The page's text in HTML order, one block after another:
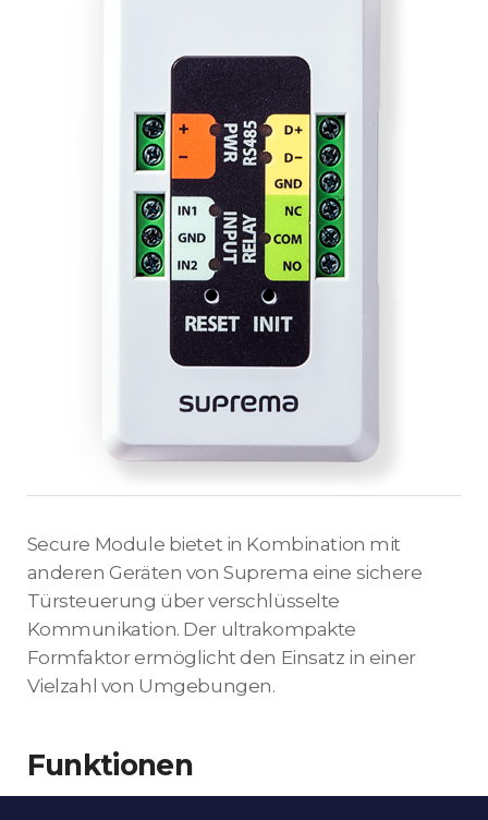
Secure Module bietet in Kombination mit
anderen Geräten von Suprema eine sichere
Türsteuerung über verschlüsselte
Kommunikation. Der ultrakompakte
Formfaktor ermöglicht den Einsatz in einer
Vielzahl von Umgebungen.
Funktionen